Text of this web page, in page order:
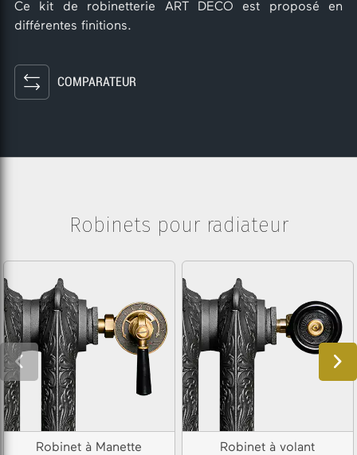
Ce kit de robinetterie ART DECO est proposé en
différentes finitions.
COMPARATEUR
Robinets pour radiateur
Robinet à Manette Robinet à volant